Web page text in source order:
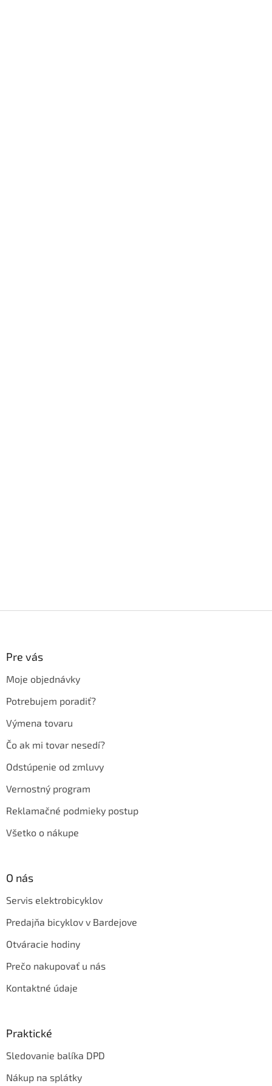
Pre vás
Moje objednávky
Potrebujem poradiť?
Výmena tovaru
Čo ak mi tovar nesedí?
Odstúpenie od zmluvy
Vernostný program
Reklamačné podmieky postup
Všetko o nákupe
O nás
Servis elektrobicyklov
Predajňa bicyklov v Bardejove
Otváracie hodiny
Prečo nakupovať u nás
Kontaktné údaje
Praktické
Sledovanie balíka DPD
Nákup na splátky